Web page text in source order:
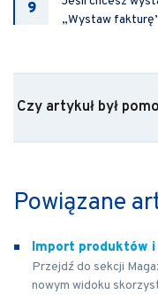
„Wystaw
Czy artykuł był
Powiązane
Import produktów
Przejdź do sekcji
nowym widoku